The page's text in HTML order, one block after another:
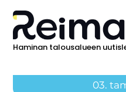
Haminan talousalueen
03.